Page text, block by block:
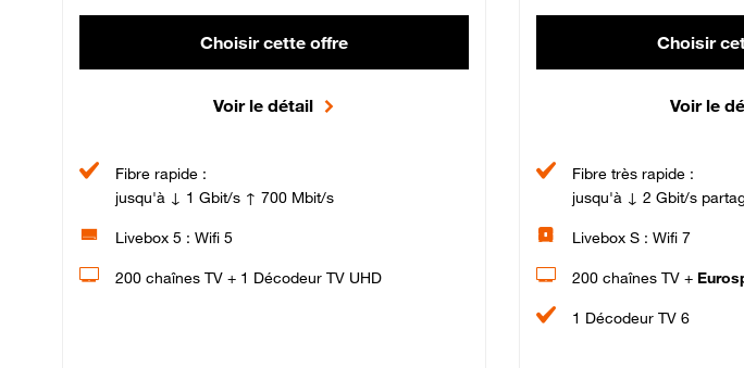
Choisir cette offre
Voir le détail
Fibre rapide :
jusqu'à ↓ 1 Gbit/s ↑ 700 Mbit/s
Livebox 5 : Wifi 5
200 chaînes TV + 1 Décodeur TV UHD
Choisir
Voir le
Fibre très rapide :
jusqu'à ↓ 2 Gbit/s
Livebox S : Wifi 7
200 chaînes TV +
1 Décodeur TV 6